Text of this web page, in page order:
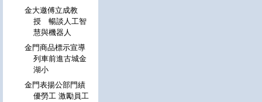
金大邀傅立成教
授 暢談人工智
慧與機器人
金門商品標示宣導
列車前進古城金
湖小
金門表揚公部門績
優勞工 激勵員工